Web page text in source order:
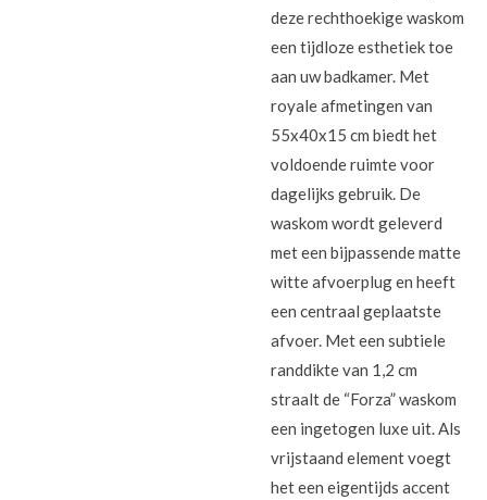
deze rechthoekige waskom
een tijdloze esthetiek toe
aan uw badkamer. Met
royale afmetingen van
55x40x15 cm biedt het
voldoende ruimte voor
dagelijks gebruik. De
waskom wordt geleverd
met een bijpassende matte
witte afvoerplug en heeft
een centraal geplaatste
afvoer. Met een subtiele
randdikte van 1,2 cm
straalt de “Forza” waskom
een ingetogen luxe uit. Als
vrijstaand element voegt
het een eigentijds accent